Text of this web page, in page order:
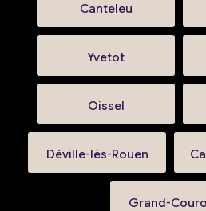
Canteleu
Yvetot
Oissel
Déville-lès-Rouen
Grand-